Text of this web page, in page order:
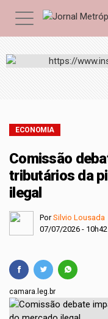
ECONOMIA
Comissão
tributários da
ilegal
PorSilvio Lousada
07/07/2026 - 10h42
camara.leg.br